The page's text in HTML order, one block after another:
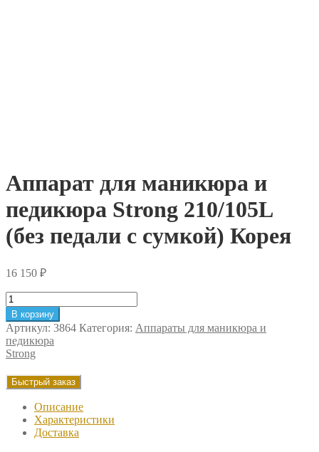
Аппарат для маникюра и
педикюра Strong 210/105L
(без педали с сумкой) Корея
16 150 ₽
Количество
товара
Аппарат
для
маникюра
и
педикюра
Strong
(без
педали
В корзину
Артикул: 3864 Категория: Аппараты для маникюра и
педикюра
Strong
Быстрый заказ
Описание
Характеристики
Доставка